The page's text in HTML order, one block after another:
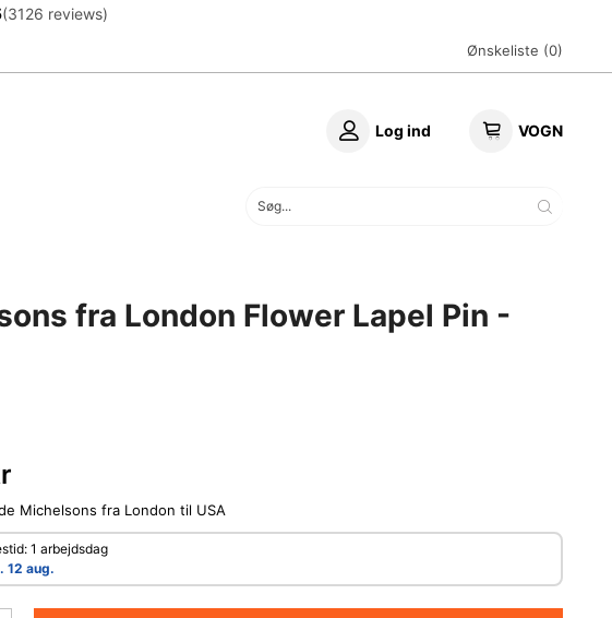
(3126 reviews)
Ønskeliste (0)
Log ind VOGN
fra London Flower Lapel Pin -
Michelsons fra London til USA
1 arbejdsdag
12 aug.